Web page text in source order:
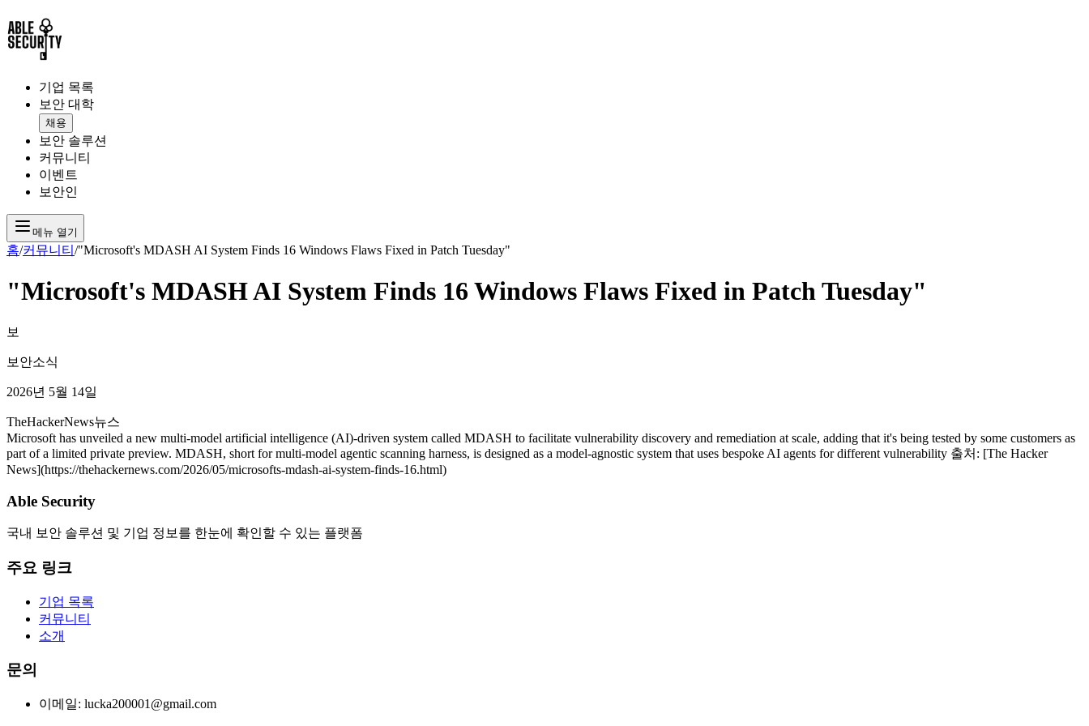
기업 목록
보안 대학
채용
보안 솔루션
커뮤니티
이벤트
보안인
메뉴 열기
홈/커뮤니티 /"Microsoft's MDASH AI System Finds 16 Windows Flaws Fixed in Patch Tuesday"
"Microsoft's MDASH AI System Finds 16 Windows Flaws Fixed in Patch Tuesday"
보
보안소식
2026년 5월 14일
TheHackerNews뉴스
Microsoft has unveiled a new multi-model artificial intelligence (AI)-driven system called MDASH to facilitate vulnerability discovery and remediation at scale, adding that it's being tested by some customers as
part of a limited private preview. MDASH, short for multi-model agentic scanning harness, is designed as a model-agnostic system that uses bespoke AI agents for different vulnerability 출처: [The Hacker
News](https://thehackernews.com/2026/05/microsofts-mdash-ai-system-finds-16.html)
Able Security
국내 보안 솔루션 및 기업 정보를 한눈에 확인할 수 있는 플랫폼
주요 링크
기업 목록
커뮤니티
소개
문의
이메일: lucka200001@gmail.com